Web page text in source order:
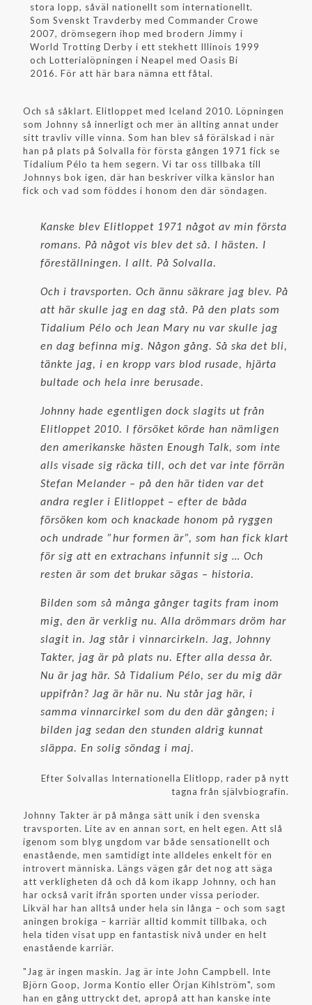
stora lopp, såväl nationellt som internationellt.
Som Svenskt Travderby med Commander Crowe
2007, drömsegern ihop med brodern Jimmy i
World Trotting Derby i ett stekhett Illinois 1999
och Lotterialöpningen i Neapel med Oasis Bi
2016. För att här bara nämna ett fåtal.
Och så såklart. Elitloppet med Iceland 2010. Löpningen
som Johnny så innerligt och mer än allting annat under
sitt travliv ville vinna. Som han blev så förälskad i när
han på plats på Solvalla för första gången 1971 fick se
Tidalium Pélo ta hem segern. Vi tar oss tillbaka till
Johnnys bok igen, där han beskriver vilka känslor han
fick och vad som föddes i honom den där söndagen.
Kanske blev Elitloppet 1971 något av min första
romans. På något vis blev det så. I hästen. I
föreställningen. I allt. På Solvalla.
Och i travsporten. Och ännu säkrare jag blev. På
att här skulle jag en dag stå. På den plats som
Tidalium Pélo och Jean Mary nu var skulle jag
en dag befinna mig. Någon gång. Så ska det bli,
tänkte jag, i en kropp vars blod rusade, hjärta
bultade och hela inre berusade.
Johnny hade egentligen dock slagits ut från
Elitloppet 2010. I försöket körde han nämligen
den amerikanske hästen Enough Talk, som inte
alls visade sig räcka till, och det var inte förrän
Stefan Melander – på den här tiden var det
andra regler i Elitloppet – efter de båda
försöken kom och knackade honom på ryggen
och undrade ”hur formen är”, som han fick klart
för sig att en extrachans infunnit sig … Och
resten är som det brukar sägas – historia.
Bilden som så många gånger tagits fram inom
mig, den är verklig nu. Alla drömmars dröm har
slagit in. Jag står i vinnarcirkeln. Jag, Johnny
Takter, jag är på plats nu. Efter alla dessa år.
Nu är jag här. Så Tidalium Pélo, ser du mig där
uppifrån? Jag är här nu. Nu står jag här, i
samma vinnarcirkel som du den där gången; i
bilden jag sedan den stunden aldrig kunnat
släppa. En solig söndag i maj.
Efter Solvallas Internationella Elitlopp, rader på nytt
tagna från självbiografin.
Johnny Takter är på många sätt unik i den svenska
travsporten. Lite av en annan sort, en helt egen. Att slå
igenom som blyg ungdom var både sensationellt och
enastående, men samtidigt inte alldeles enkelt för en
introvert människa. Längs vägen går det nog att säga
att verkligheten då och då kom ikapp Johnny, och han
har också varit ifrån sporten under vissa perioder.
Likväl har han alltså under hela sin långa – och som sagt
aningen brokiga – karriär alltid kommit tillbaka, och
hela tiden visat upp en fantastisk nivå under en helt
enastående karriär.
"Jag är ingen maskin. Jag är inte John Campbell. Inte
Björn Goop, Jorma Kontio eller Örjan Kihlström", som
han en gång uttryckt det, apropå att han kanske inte